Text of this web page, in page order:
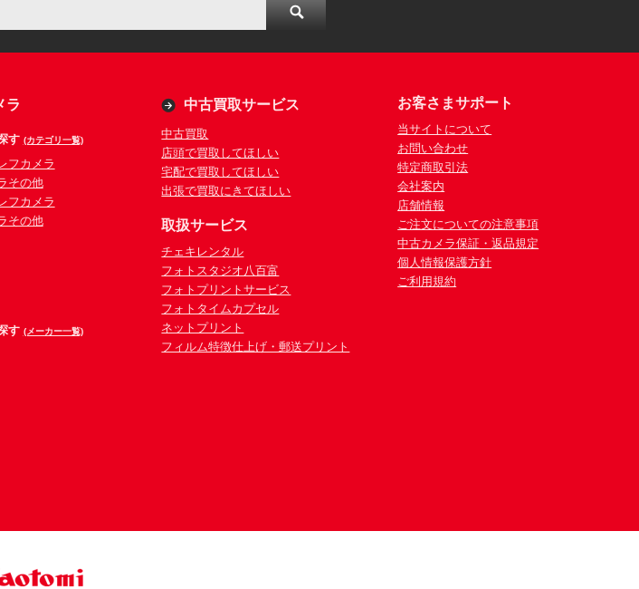
ラ
す (カテゴリ一覧)
フカメラ
その他
フカメラ
その他
す (メーカー一覧)
中古買取サービス
中古買取
店頭で買取してほしい
宅配で買取してほしい
出張で買取にきてほしい
取扱サービス
チェキレンタル
フォトスタジオ八百富
フォトプリントサービス
フォトタイムカプセル
ネットプリント
フィルム特徴仕上げ・郵送プリント
お客さまサポート
当サイトについて
お問い合わせ
特定商取引法
会社案内
店舗情報
ご注文についての注意事項
中古カメラ保証・返品規定
個人情報保護方針
ご利用規約